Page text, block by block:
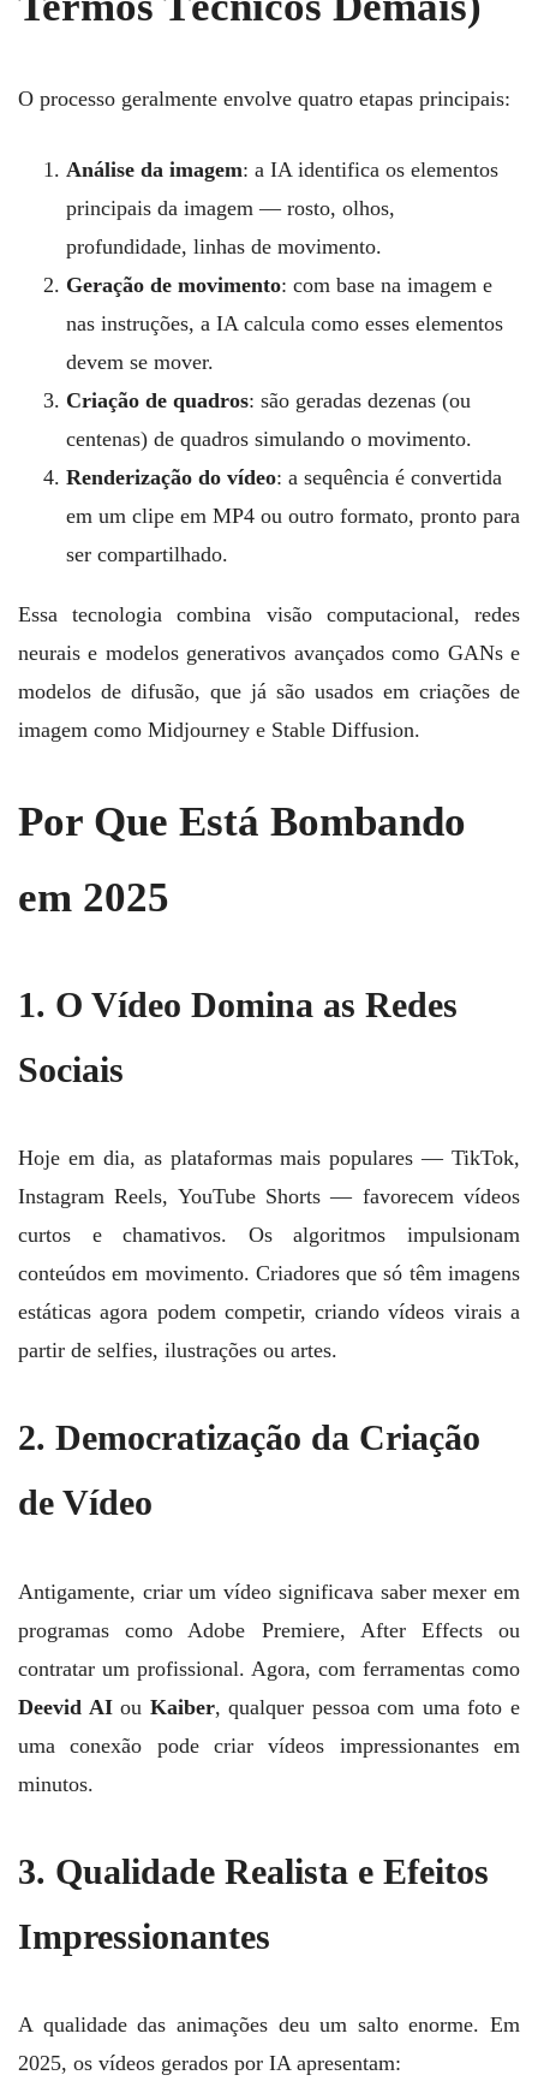
O processo geralmente envolve quatro etapas principais:
Análise da imagem: a IA identifica os elementos
principais da imagem — rosto, olhos,
profundidade, linhas de movimento.
Geração de movimento: com base na imagem e
nas instruções, a IA calcula como esses elementos
devem se mover.
Criação de quadros: são geradas dezenas (ou
centenas) de quadros simulando o movimento.
Renderização do vídeo: a sequência é convertida
em um clipe em MP4 ou outro formato, pronto para
ser compartilhado.
Essa tecnologia combina visão computacional, redes
neurais e modelos generativos avançados como GANs e
modelos de difusão, que já são usados em criações de
imagem como Midjourney e Stable Diffusion.
Por Que Está Bombando
em 2025
1. O Vídeo Domina as Redes
Sociais
Hoje em dia, as plataformas mais populares — TikTok,
Instagram Reels, YouTube Shorts — favorecem vídeos
curtos e chamativos. Os algoritmos impulsionam
conteúdos em movimento. Criadores que só têm imagens
estáticas agora podem competir, criando vídeos virais a
partir de selfies, ilustrações ou artes.
2. Democratização da Criação
de Vídeo
Antigamente, criar um vídeo significava saber mexer em
programas como Adobe Premiere, After Effects ou
contratar um profissional. Agora, com ferramentas como
Deevid AIou Kaiber, qualquer pessoa com uma foto e
uma conexão pode criar vídeos impressionantes em
minutos.
3. Qualidade Realista e Efeitos
Impressionantes
A qualidade das animações deu um salto enorme. Em
2025, os vídeos gerados por IA apresentam: